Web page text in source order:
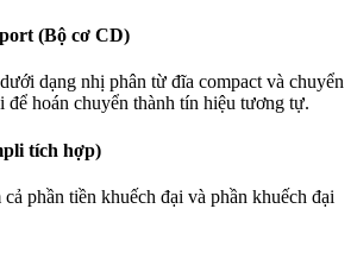
(Bộ cơ CD)
dạng nhị phân từ đĩa compact và chuyển
để hoán chuyển thành tín hiệu tương tự.
tích hợp)
phần tiền khuếch đại và phần khuếch đại